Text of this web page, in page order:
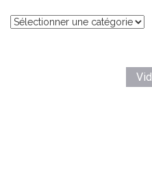
Catégories